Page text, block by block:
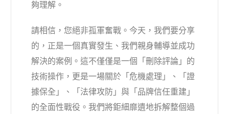
夠理解。
請相信，您絕非孤軍奮戰。今天，我們要分享
的，正是一個真實發生、我們親身輔導並成功
解決的案例。這不僅僅是一個「刪除評論」的
技術操作，更是一場關於「危機處理」、「證
據保全」、「法律攻防」與「品牌信任重建」
的全面性戰役。我們將鉅細靡遺地拆解整個過